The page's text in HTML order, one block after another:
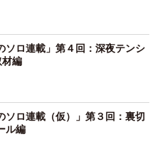
ソロ連載」第４回：深夜テンシ
材編
ソロ連載（仮）」第３回：裏切
ル編